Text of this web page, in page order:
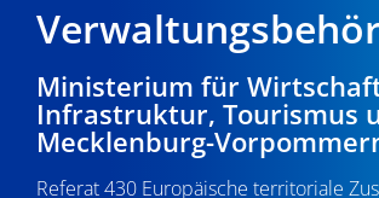
Ministerium für
Infrastruktur, Tourismus
Mecklenburg-
Referat 430 Europäische territoriale